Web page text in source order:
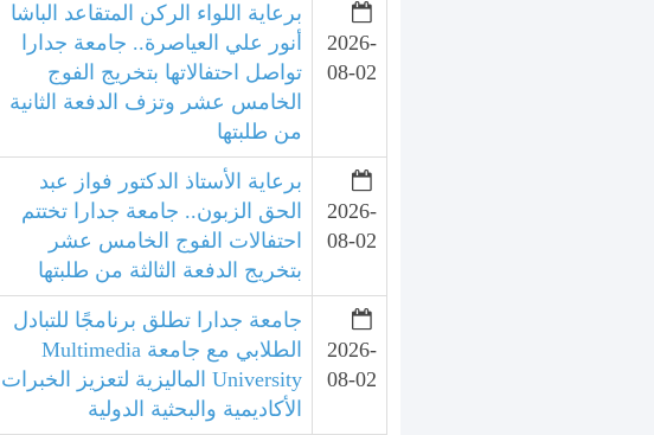
برعاية اللواء الركن المتقاعد الباشا
أنور علي العياصرة.. جامعة جدارا
تواصل احتفالاتها بتخريج الفوج
الخامس عشر وتزف الدفعة الثانية
من طلبتها
2026-
08-02
برعاية الأستاذ الدكتور فواز عبد
الحق الزبون.. جامعة جدارا تختتم
احتفالات الفوج الخامس عشر
بتخريج الدفعة الثالثة من طلبتها
2026-
08-02
جامعة جدارا تطلق برنامجًا للتبادل
الطلابي مع جامعة Multimedia
University الماليزية لتعزيز الخبرات
الأكاديمية والبحثية الدولية
2026-
08-02